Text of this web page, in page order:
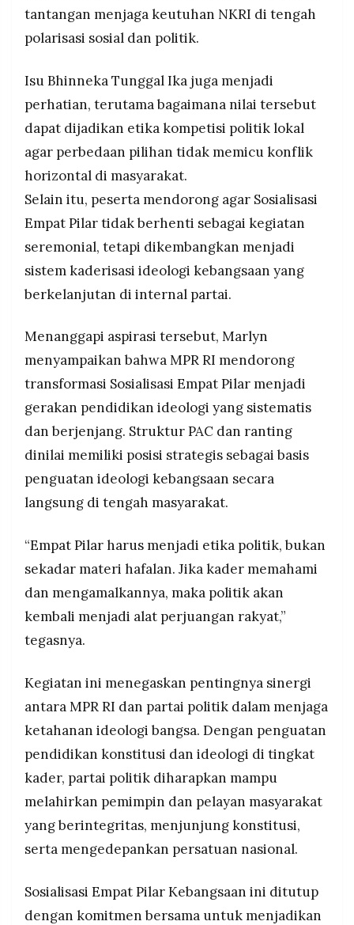
tantangan menjaga keutuhan NKRI di tengah
polarisasi sosial dan politik.
Isu Bhinneka Tunggal Ika juga menjadi
perhatian, terutama bagaimana nilai tersebut
dapat dijadikan etika kompetisi politik lokal
agar perbedaan pilihan tidak memicu konflik
horizontal di masyarakat.
Selain itu, peserta mendorong agar Sosialisasi
Empat Pilar tidak berhenti sebagai kegiatan
seremonial, tetapi dikembangkan menjadi
sistem kaderisasi ideologi kebangsaan yang
berkelanjutan di internal partai.
Menanggapi aspirasi tersebut, Marlyn
menyampaikan bahwa MPR RI mendorong
transformasi Sosialisasi Empat Pilar menjadi
gerakan pendidikan ideologi yang sistematis
dan berjenjang. Struktur PAC dan ranting
dinilai memiliki posisi strategis sebagai basis
penguatan ideologi kebangsaan secara
langsung di tengah masyarakat.
“Empat Pilar harus menjadi etika politik, bukan
sekadar materi hafalan. Jika kader memahami
dan mengamalkannya, maka politik akan
kembali menjadi alat perjuangan rakyat,”
tegasnya.
Kegiatan ini menegaskan pentingnya sinergi
antara MPR RI dan partai politik dalam menjaga
ketahanan ideologi bangsa. Dengan penguatan
pendidikan konstitusi dan ideologi di tingkat
kader, partai politik diharapkan mampu
melahirkan pemimpin dan pelayan masyarakat
yang berintegritas, menjunjung konstitusi,
serta mengedepankan persatuan nasional.
Sosialisasi Empat Pilar Kebangsaan ini ditutup
dengan komitmen bersama untuk menjadikan